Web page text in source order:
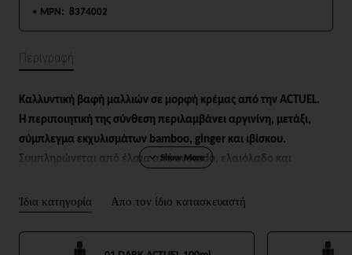
MPN: 8374002
Περιγραφή
Καλλυντική βαφή μαλλιών σε μορφή κρέμας από την ACTUEL.
Η περιποιητική της σύνθεση περιλαμβάνει αργινίνη, μετάξι,
σύμπλεγμα εκχυλισμάτων bamboo, ginger και ιβίσκου.
Συμπληρώνεται από έλαια από avocado, ελαιόλαδο και
Το αποτέλεσμα είναι μεταξένια απαλά μαλλιά, λάμψη και
ζωντάνια στο χρώμα και ένα "glossy" φινίρισμα σε μια γκάμα
102 αποχρώσεων για να ικανοποιήσει όλες τις απαιτήσεις.
Ίδια κατηγορία Απο τον ίδιο κατασκευαστή